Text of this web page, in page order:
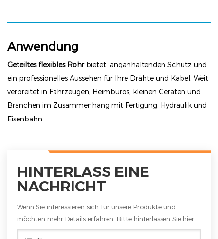
Anwendung
Geteiltes flexibles Rohr bietet langanhaltenden Schutz und
ein professionelles Aussehen für Ihre Drähte und Kabel. Weit
verbreitet in Fahrzeugen, Heimbüros, kleinen Geräten und
Branchen im Zusammenhang mit Fertigung, Hydraulik und
Eisenbahn.
HINTERLASS EINE
NACHRICHT
Wenn Sie interessieren sich für unsere Produkte und
möchten mehr Details erfahren. Bitte hinterlassen Sie hier
eine Nachricht. Wir werden Ihnen so schnell wie möglich